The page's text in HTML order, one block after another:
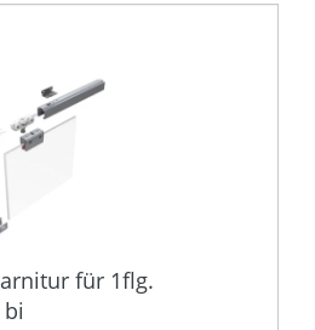
für 1flg.